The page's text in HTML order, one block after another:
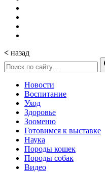
< назад
Новости
Воспитание
Уход
Здоровье
Зооменю
Готовимся к выставке
Наука
Породы кошек
Породы собак
Видео